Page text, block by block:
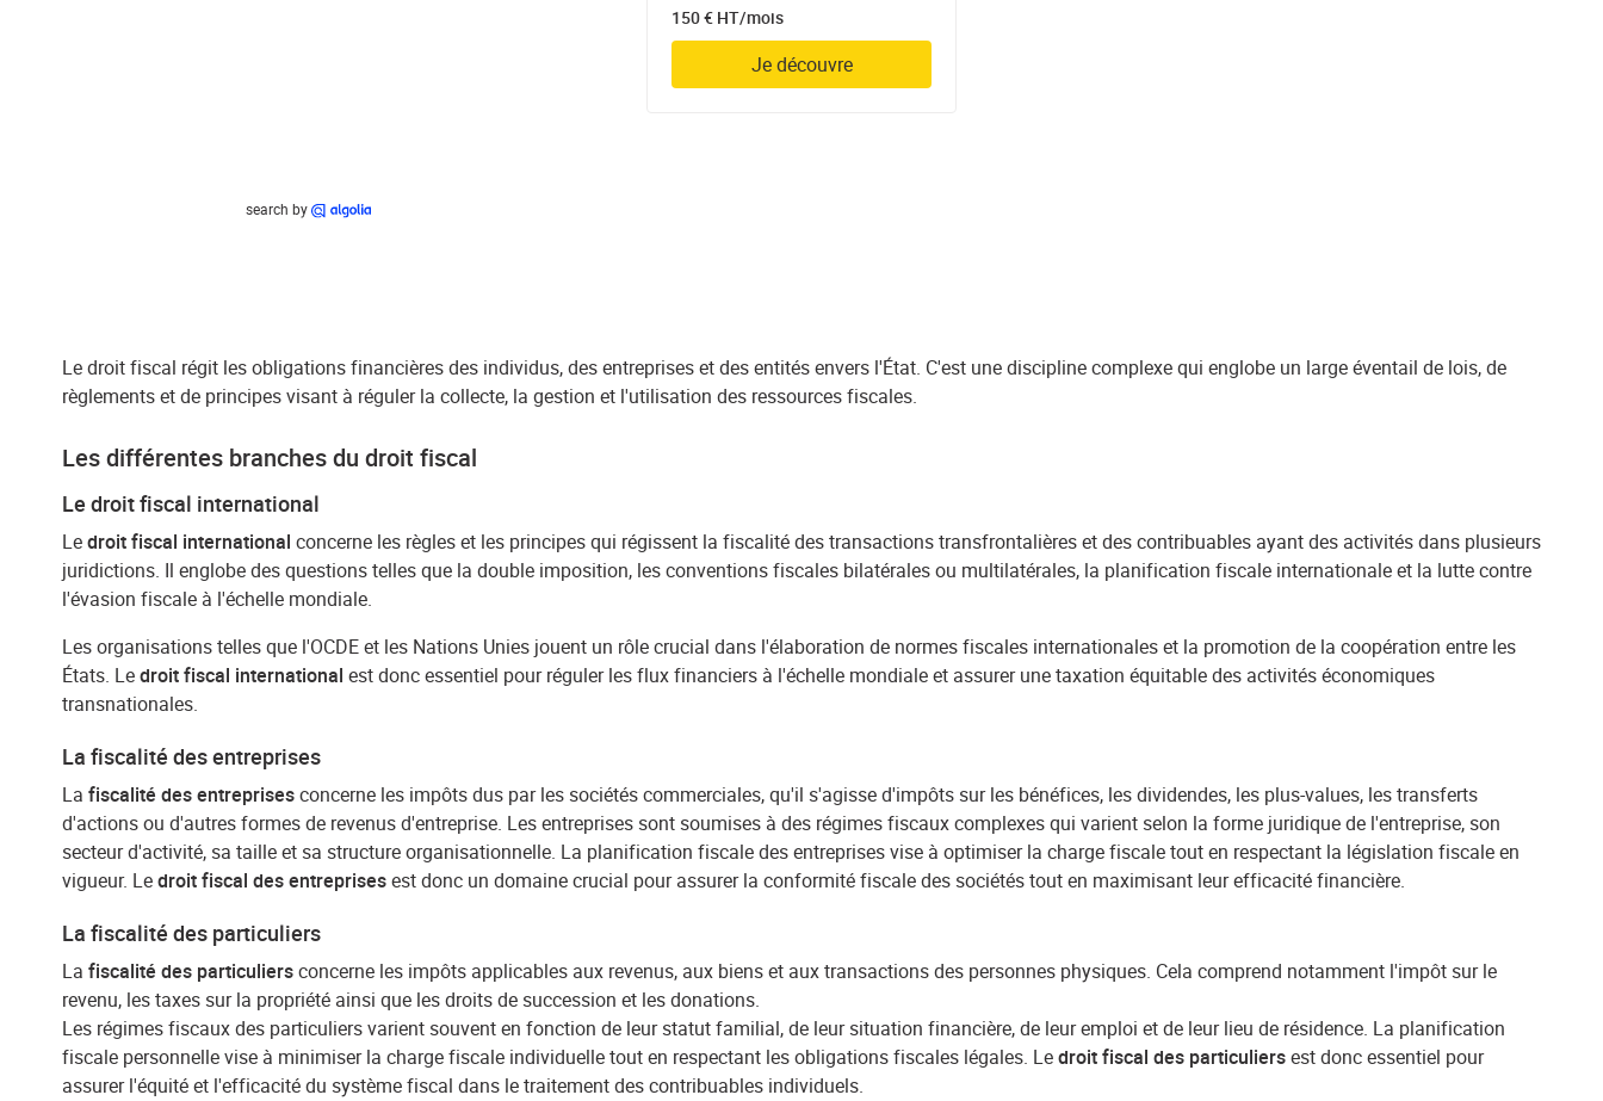
150 € HT/mois
Je découvre
search by
Le droit fiscal régit les obligations financières des individus, des entreprises et des entités envers l'État. C'est une discipline complexe qui englobe un large éventail de lois, de
règlements et de principes visant à réguler la collecte, la gestion et l'utilisation des ressources fiscales.
Les différentes branches du droit fiscal
Le droit fiscal international
Ledroit fiscal international concerne les règles et les principes qui régissent la fiscalité des transactions transfrontalières et des contribuables ayant des activités dans plusieurs
juridictions. Il englobe des questions telles que la double imposition, les conventions fiscales bilatérales ou multilatérales, la planification fiscale internationale et la lutte contre
l'évasion fiscale à l'échelle mondiale.
Les organisations telles que l'OCDE et les Nations Unies jouent un rôle crucial dans l'élaboration de normes fiscales internationales et la promotion de la coopération entre les
États. Ledroit fiscal international est donc essentiel pour réguler les flux financiers à l'échelle mondiale et assurer une taxation équitable des activités économiques
transnationales.
La fiscalité des entreprises
La fiscalité des entreprisesconcerne les impôts dus par les sociétés commerciales, qu'il s'agisse d'impôts sur les bénéfices, les dividendes, les plus-values, les transferts
d'actions ou d'autres formes de revenus d'entreprise. Les entreprises sont soumises à des régimes fiscaux complexes qui varient selon la forme juridique de l'entreprise, son
secteur d'activité, sa taille et sa structure organisationnelle. La planification fiscale des entreprises vise à optimiser la charge fiscale tout en respectant la législation fiscale en
vigueur. Ledroit fiscal des entreprisesest donc un domaine crucial pour assurer la conformité fiscale des sociétés tout en maximisant leur efficacité financière.
La fiscalité des particuliers
La fiscalité des particuliersconcerne les impôts applicables aux revenus, aux biens et aux transactions des personnes physiques. Cela comprend notamment l'impôt sur le
revenu, les taxes sur la propriété ainsi que les droits de succession et les donations.
Les régimes fiscaux des particuliers varient souvent en fonction de leur statut familial, de leur situation financière, de leur emploi et de leur lieu de résidence. La planification
fiscale personnelle vise à minimiser la charge fiscale individuelle tout en respectant les obligations fiscales légales. Ledroit fiscal des particuliersest donc essentiel pour
assurer l'équité et l'efficacité du système fiscal dans le traitement des contribuables individuels.